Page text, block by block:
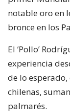
notable oro en
bronce en los
El ‘Pollo’
experiencia
de lo
chilenas,
palmarés.